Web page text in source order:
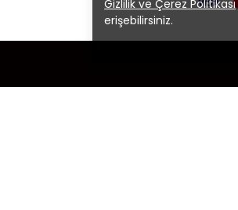
Gizlilik ve Çerez Politikası
erişebilirsiniz.